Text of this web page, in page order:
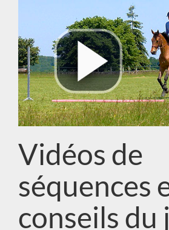
Vidéos de
séquences
conseils du